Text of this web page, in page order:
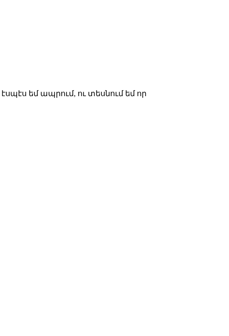
եմ ապրում, ու տեսնում եմ որ